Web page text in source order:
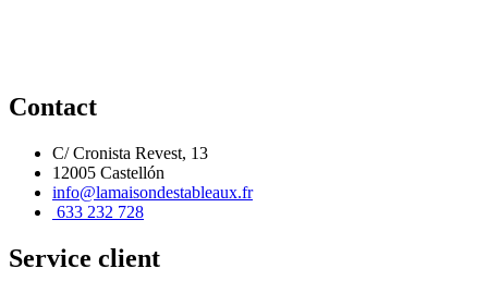
Contact
C/ Cronista Revest, 13
12005 Castellón
info@lamaisondestableaux.fr
633 232 728
Service client